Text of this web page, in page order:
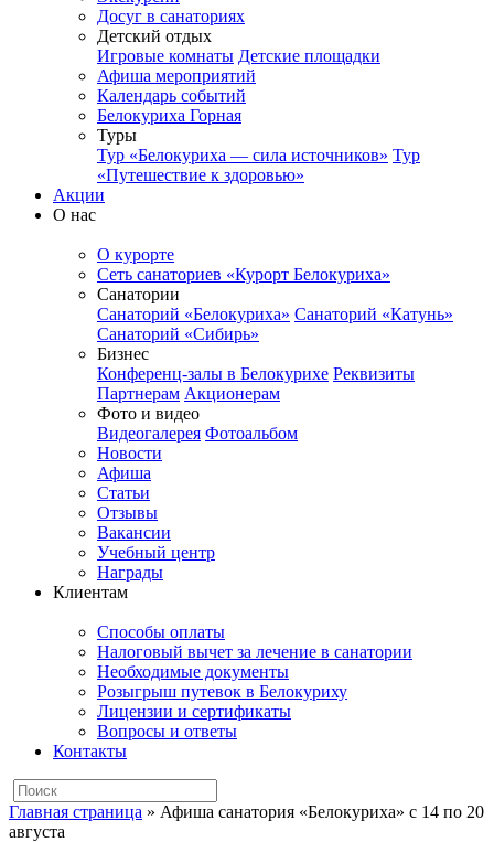
Досуг в санаториях
Детский отдых
Игровые комнаты Детские площадки
Афиша мероприятий
Календарь событий
Белокуриха Горная
Туры
Тур «Белокуриха — сила источников» Тур
«Путешествие к здоровью»
Акции
О нас
О курорте
Сеть санаториев «Курорт Белокуриха»
Санатории
Санаторий «Белокуриха» Санаторий «Катунь»
Санаторий «Сибирь»
Бизнес
Конференц-залы в Белокурихе Реквизиты
Партнерам Акционерам
Фото и видео
Видеогалерея Фотоальбом
Новости
Афиша
Статьи
Отзывы
Вакансии
Учебный центр
Награды
Клиентам
Способы оплаты
Налоговый вычет за лечение в санатории
Необходимые документы
Розыгрыш путевок в Белокуриху
Лицензии и сертификаты
Вопросы и ответы
Контакты
Главная страница » Афиша санатория «Белокуриха» с 14 по 20
августа